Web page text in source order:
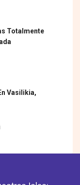
Totalmente
Vasilikia,